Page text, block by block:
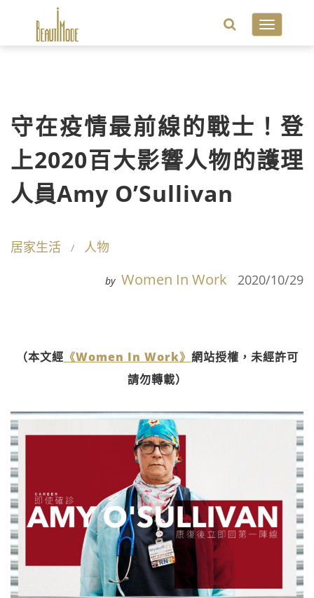
Toggle
守在疫情最前線的戰士！登
上2020百大影響人物的護理
人員Amy O’Sullivan
居家生活 人物
by Women In Work 2020/10/29
（本文經 《Women In Work》 網站授權，未經許可
請勿轉載）